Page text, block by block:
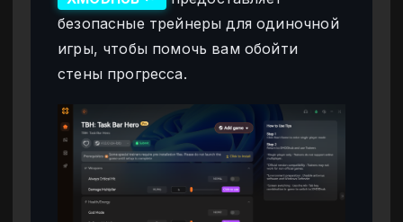
безопасные трейнеры для одиночной
игры, чтобы помочь вам обойти
стены прогресса.